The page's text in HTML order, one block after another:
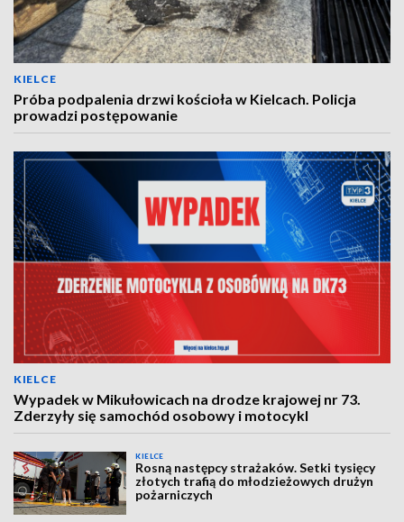
KIELCE
Próba podpalenia drzwi kościoła w Kielcach. Policja
prowadzi postępowanie
KIELCE
Wypadek w Mikułowicach na drodze krajowej nr 73.
Zderzyły się samochód osobowy i motocykl
KIELCE
Rosną następcy strażaków. Setki tysięcy
złotych trafią do młodzieżowych drużyn
pożarniczych